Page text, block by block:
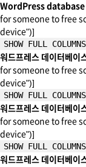
WordPress
for someone to free
device")]
SHOW FULL
워드프레스 데이터베이
for someone to free
device")]
SHOW FULL
워드프레스 데이터베이
for someone to free
device")]
SHOW FULL
워드프레스 데이터베이